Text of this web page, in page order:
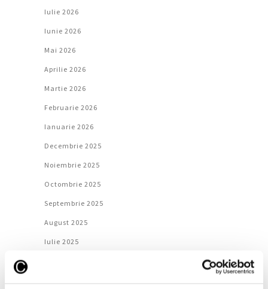
Iulie 2026
Iunie 2026
Mai 2026
Aprilie 2026
Martie 2026
Februarie 2026
Ianuarie 2026
Decembrie 2025
Noiembrie 2025
Octombrie 2025
Septembrie 2025
August 2025
Iulie 2025